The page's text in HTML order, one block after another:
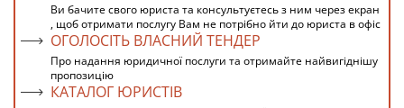
Ви бачите свого юриста та консультуєтесь з ним через екран
, щоб отримати послугу Вам не потрібно йти до юриста в офіс
ОГОЛОСІТЬ ВЛАСНИЙ ТЕНДЕР
Про надання юридичної послуги та отримайте найвигіднішу
пропозицію
КАТАЛОГ ЮРИСТІВ